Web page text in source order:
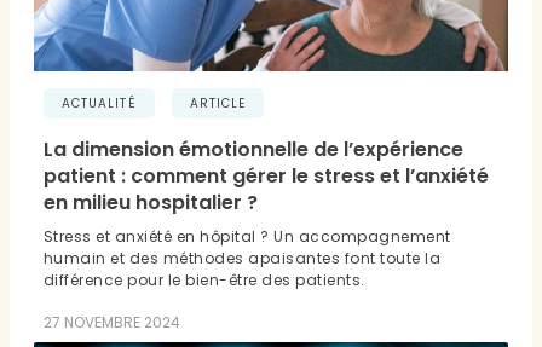
ACTUALITÉ ARTICLE
La dimension émotionnelle de l’expérience
patient : comment gérer le stress et l’anxiété
en milieu hospitalier ?
Stress et anxiété en hôpital ? Un accompagnement
humain et des méthodes apaisantes font toute la
différence pour le bien-être des patients.
27 NOVEMBRE 2024